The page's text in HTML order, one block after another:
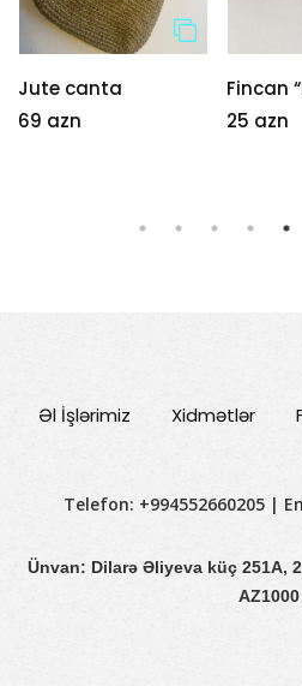
Jute canta
69 azn
Fincan
25 azn
Əl İşlərimiz Xidmətlər
Telefon: +994552660205 |
Ünvan: Dilarə Əliyeva küç 251A,
AZ1000